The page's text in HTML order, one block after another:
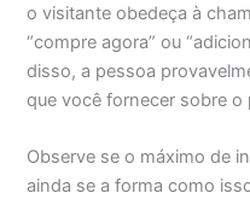
o visitante obedeça à
“compre agora” ou
disso, a pessoa
que você fornecer sobre o
Observe se o máximo de
ainda se a forma como